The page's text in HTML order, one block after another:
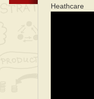
Heathcare